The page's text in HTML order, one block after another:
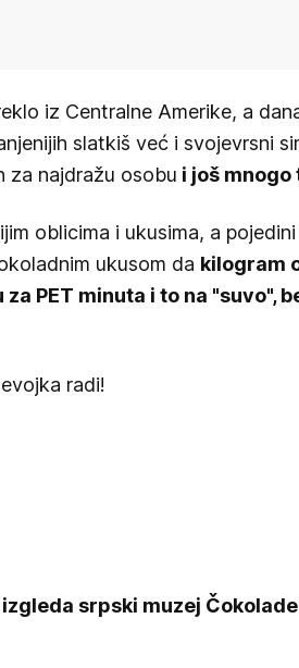
iz Centralne Amerike, a
slatkiš već i svojevrsni
za najdražu osobu i još mnogo
oblicima i ukusima, a
ukusom da kilogram
PET minuta i to na "suvo",
radi!
srpski muzej